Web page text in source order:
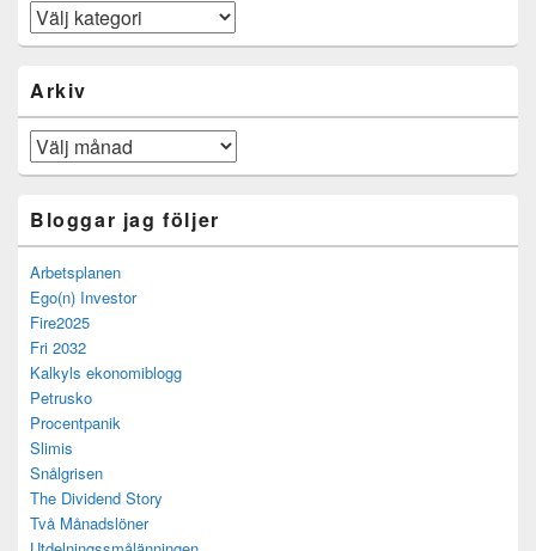
Kategorier
Arkiv
Arkiv
Bloggar jag följer
Arbetsplanen
Ego(n) Investor
Fire2025
Fri 2032
Kalkyls ekonomiblogg
Petrusko
Procentpanik
Slimis
Snålgrisen
The Dividend Story
Två Månadslöner